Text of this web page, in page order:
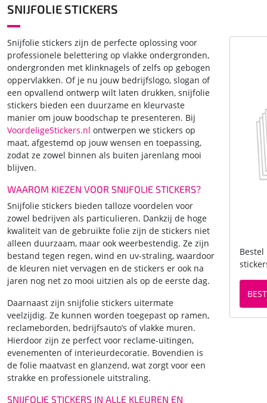
SNIJFOLIE STICKERS
Snijfolie stickers zijn de perfecte oplossing voor
professionele belettering op vlakke ondergronden,
ondergronden met klinknagels of zelfs op gebogen
oppervlakken. Of je nu jouw bedrijfslogo, slogan of
een opvallend ontwerp wilt laten drukken, snijfolie
stickers bieden een duurzame en kleurvaste
manier om jouw boodschap te presenteren. Bij
VoordeligeStickers.nl ontwerpen we stickers op
maat, afgestemd op jouw wensen en toepassing,
zodat ze zowel binnen als buiten jarenlang mooi
blijven.
WAAROM KIEZEN VOOR SNIJFOLIE STICKERS?
Snijfolie stickers bieden talloze voordelen voor
zowel bedrijven als particulieren. Dankzij de hoge
kwaliteit van de gebruikte folie zijn de stickers niet
alleen duurzaam, maar ook weerbestendig. Ze zijn
bestand tegen regen, wind en uv-straling, waardoor
de kleuren niet vervagen en de stickers er ook na
jaren nog net zo mooi uitzien als op de eerste dag.
Daarnaast zijn snijfolie stickers uitermate
veelzijdig. Ze kunnen worden toegepast op ramen,
reclameborden, bedrijfsauto’s of vlakke muren.
Hierdoor zijn ze perfect voor reclame-uitingen,
evenementen of interieurdecoratie. Bovendien is
de folie maatvast en glanzend, wat zorgt voor een
strakke en professionele uitstraling.
SNIJFOLIE STICKERS IN ALLE KLEUREN EN